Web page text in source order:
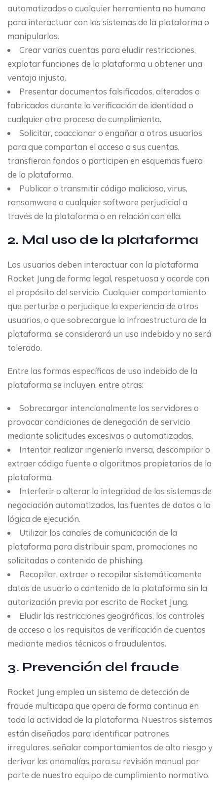
automatizados o cualquier herramienta no humana
para interactuar con los sistemas de la plataforma o
manipularlos.
Crear varias cuentas para eludir restricciones,
explotar funciones de la plataforma u obtener una
ventaja injusta.
Presentar documentos falsificados, alterados o
fabricados durante la verificación de identidad o
cualquier otro proceso de cumplimiento.
Solicitar, coaccionar o engañar a otros usuarios
para que compartan el acceso a sus cuentas,
transfieran fondos o participen en esquemas fuera
de la plataforma.
Publicar o transmitir código malicioso, virus,
ransomware o cualquier software perjudicial a
través de la plataforma o en relación con ella.
2. Mal uso de la plataforma
Los usuarios deben interactuar con la plataforma
Rocket Jung de forma legal, respetuosa y acorde con
el propósito del servicio. Cualquier comportamiento
que perturbe o perjudique la experiencia de otros
usuarios, o que sobrecargue la infraestructura de la
plataforma, se considerará un uso indebido y no será
tolerado.
Entre las formas específicas de uso indebido de la
plataforma se incluyen, entre otras:
Sobrecargar intencionalmente los servidores o
provocar condiciones de denegación de servicio
mediante solicitudes excesivas o automatizadas.
Intentar realizar ingeniería inversa, descompilar o
extraer código fuente o algoritmos propietarios de la
plataforma.
Interferir o alterar la integridad de los sistemas de
negociación automatizados, las fuentes de datos o la
lógica de ejecución.
Utilizar los canales de comunicación de la
plataforma para distribuir spam, promociones no
solicitadas o contenido de phishing.
Recopilar, extraer o recopilar sistemáticamente
datos de usuario o contenido de la plataforma sin la
autorización previa por escrito de Rocket Jung.
Eludir las restricciones geográficas, los controles
de acceso o los requisitos de verificación de cuentas
mediante medios técnicos o fraudulentos.
3. Prevención del fraude
Rocket Jung emplea un sistema de detección de
fraude multicapa que opera de forma continua en
toda la actividad de la plataforma. Nuestros sistemas
están diseñados para identificar patrones
irregulares, señalar comportamientos de alto riesgo y
derivar las anomalías para su revisión manual por
parte de nuestro equipo de cumplimiento normativo.